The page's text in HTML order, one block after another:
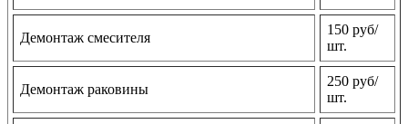
Демонтаж смесителя
150 руб/
шт.
Демонтаж раковины
250 руб/
шт.